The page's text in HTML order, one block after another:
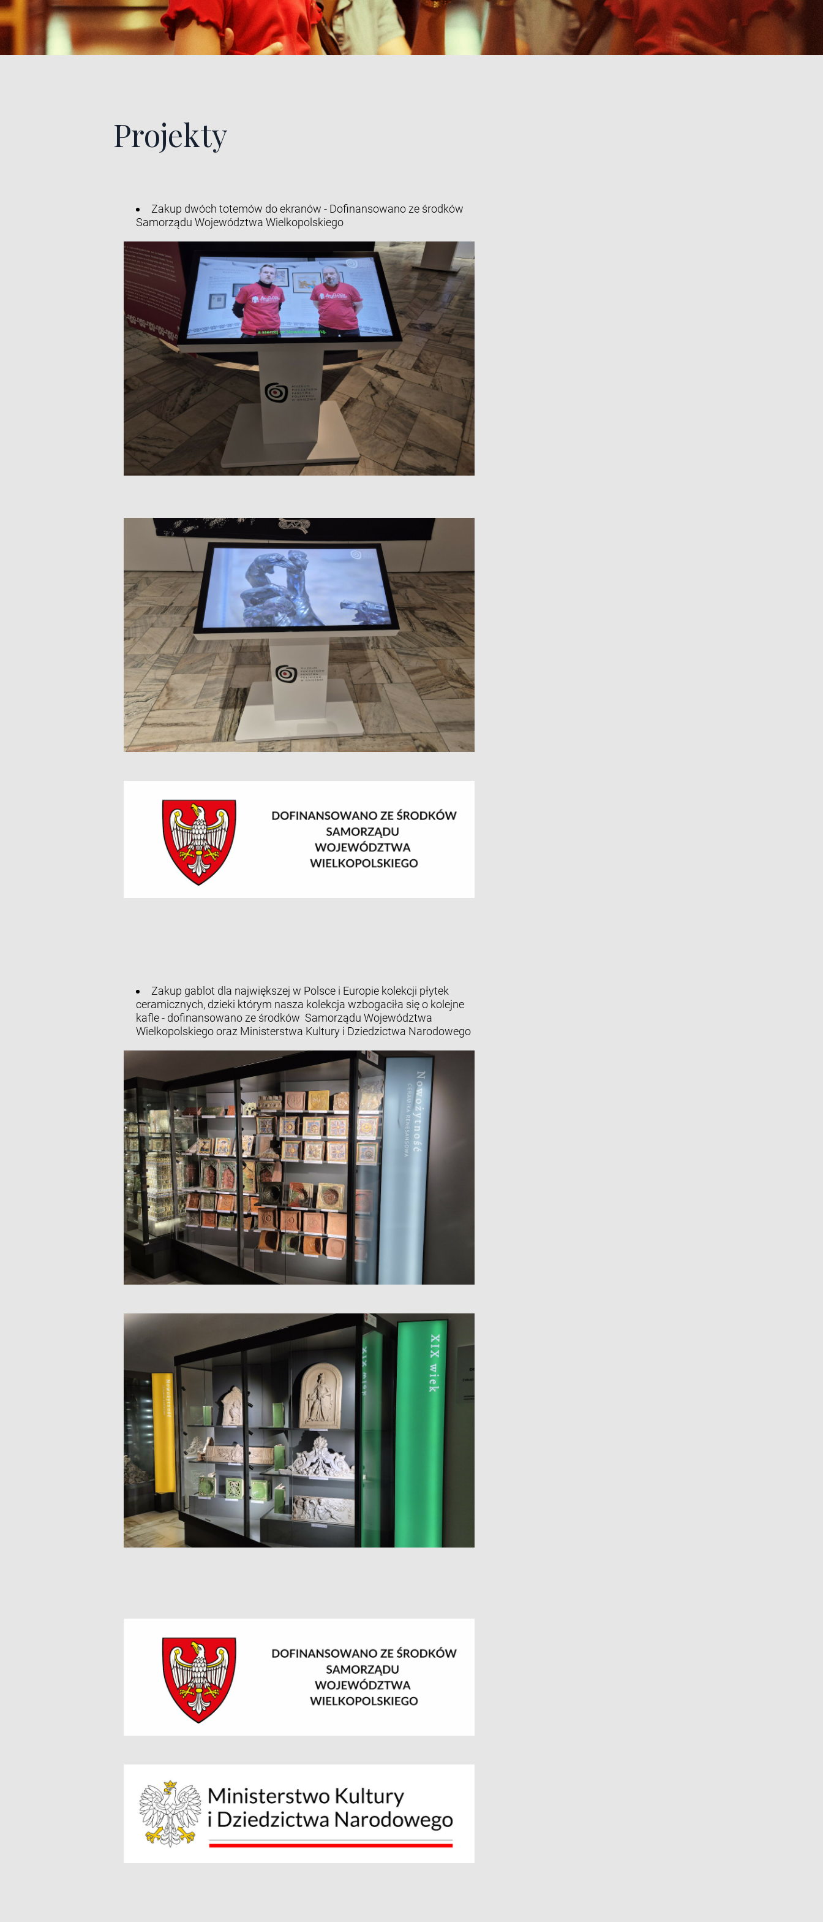
Projekty
Zakup dwóch totemów do ekranów - Dofinansowano ze środków
Samorządu Województwa Wielkopolskiego
Zakup gablot dla największej w Polsce i Europie kolekcji płytek
ceramicznych, dzieki którym nasza kolekcja wzbogaciła się o kolejne
kafle - dofinansowano ze środków Samorządu Województwa
Wielkopolskiego oraz Ministerstwa Kultury i Dziedzictwa Narodowego